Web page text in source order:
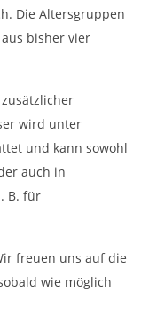
Die Altersgruppen
bisher vier
wird unter
und kann sowohl
auch in
B. für
freuen uns auf die
wie möglich